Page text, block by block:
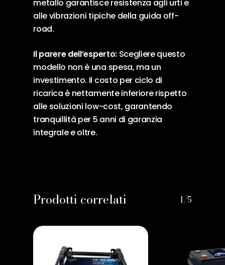
metallo garantisce resistenza agli urti e
alle vibrazioni tipiche della guida off-
road.
Il parere dell’esperto:Scegliere questo
modello non è una spesa, ma un
investimento. Il costo per ciclo di
ricarica è nettamente inferiore rispetto
alle soluzioni low-cost, garantendo
tranquillità per 5 anni di garanzia
integrale e oltre.
Prodotti correlati 1/5